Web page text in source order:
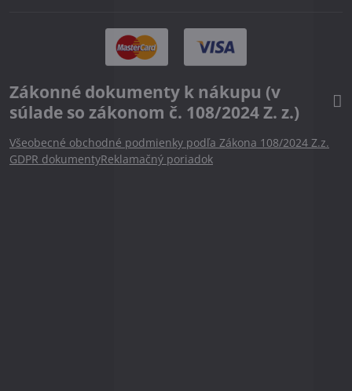
Zákonné dokumenty k nákupu (v
súlade so zákonom č. 108/2024 Z. z.)
Všeobecné obchodné podmienky podľa Zákona 108/2024 Z.z.
GDPR dokumentyReklamačný poriadok